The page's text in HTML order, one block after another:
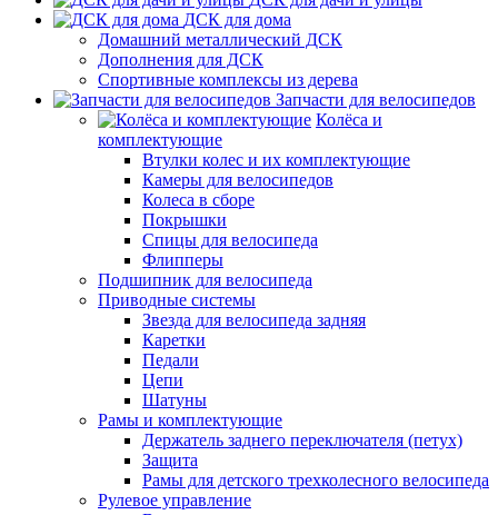
ДСК для дома
Домашний металлический ДСК
Дополнения для ДСК
Спортивные комплексы из дерева
Запчасти для велосипедов
Колёса и
комплектующие
Втулки колес и их комплектующие
Камеры для велосипедов
Колеса в сборе
Покрышки
Спицы для велосипеда
Флипперы
Подшипник для велосипеда
Приводные системы
Звезда для велосипеда задняя
Каретки
Педали
Цепи
Шатуны
Рамы и комплектующие
Держатель заднего переключателя (петух)
Защита
Рамы для детского трехколесного велосипеда
Рулевое управление